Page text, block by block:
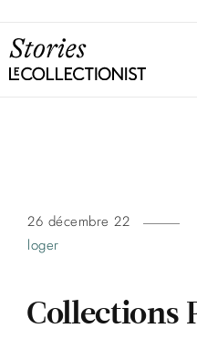
26 décembre 22
loger
Collections